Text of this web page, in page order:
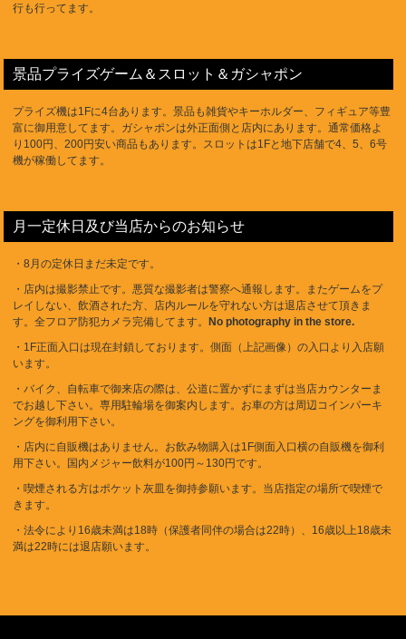
行も行ってます。
景品プライズゲーム＆スロット＆ガシャポン
プライズ機は1Fに4台あります。景品も雑貨やキーホルダー、フィギュア等豊
富に御用意してます。ガシャポンは外正面側と店内にあります。通常価格よ
り100円、200円安い商品もあります。スロットは1Fと地下店舗で4、5、6号
機が稼働してます。
月一定休日及び当店からのお知らせ
・8月の定休日まだ未定です。
・店内は撮影禁止です。悪質な撮影者は警察へ通報します。またゲームをプ
レイしない、飲酒された方、店内ルールを守れない方は退店させて頂きま
す。全フロア防犯カメラ完備してます。
No photography in the store.
・1F正面入口は現在封鎖しております。側面（上記画像）の入口より入店願
います。
・バイク、自転車で御来店の際は、公道に置かずにまずは当店カウンターま
でお越し下さい。専用駐輪場を御案内します。お車の方は周辺コインパーキ
ングを御利用下さい。
・店内に自販機はありません。お飲み物購入は1F側面入口横の自販機を御利
用下さい。国内メジャー飲料が100円～130円です。
・喫煙される方はポケット灰皿を御持参願います。当店指定の場所で喫煙で
きます。
・法令により16歳未満は18時（保護者同伴の場合は22時）、16歳以上18歳未
満は22時には退店願います。